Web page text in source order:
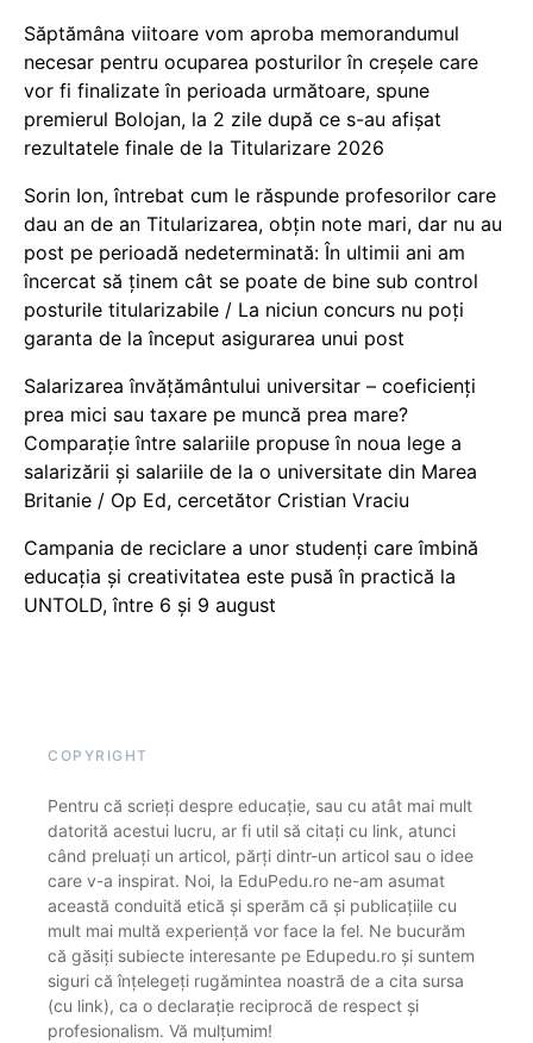
Săptămâna viitoare vom aproba memorandumul
necesar pentru ocuparea posturilor în creșele care
vor fi finalizate în perioada următoare, spune
premierul Bolojan, la 2 zile după ce s-au afișat
rezultatele finale de la Titularizare 2026
Sorin Ion, întrebat cum le răspunde profesorilor care
dau an de an Titularizarea, obțin note mari, dar nu au
post pe perioadă nedeterminată: În ultimii ani am
încercat să ținem cât se poate de bine sub control
posturile titularizabile / La niciun concurs nu poți
garanta de la început asigurarea unui post
Salarizarea învățământului universitar – coeficienți
prea mici sau taxare pe muncă prea mare?
Comparație între salariile propuse în noua lege a
salarizării și salariile de la o universitate din Marea
Britanie / Op Ed, cercetător Cristian Vraciu
Campania de reciclare a unor studenți care îmbină
educația și creativitatea este pusă în practică la
UNTOLD, între 6 și 9 august
COPYRIGHT
Pentru că scrieți despre educație, sau cu atât mai mult
datorită acestui lucru, ar fi util să citați cu link, atunci
când preluați un articol, părți dintr-un articol sau o idee
care v-a inspirat. Noi, la EduPedu.ro ne-am asumat
această conduită etică și sperăm că și publicațiile cu
mult mai multă experiență vor face la fel. Ne bucurăm
că găsiți subiecte interesante pe Edupedu.ro și suntem
siguri că înțelegeți rugămintea noastră de a cita sursa
(cu link), ca o declarație reciprocă de respect și
profesionalism. Vă mulțumim!